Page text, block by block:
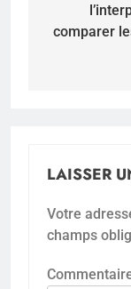
comparer
LAISSER
Votre
champs